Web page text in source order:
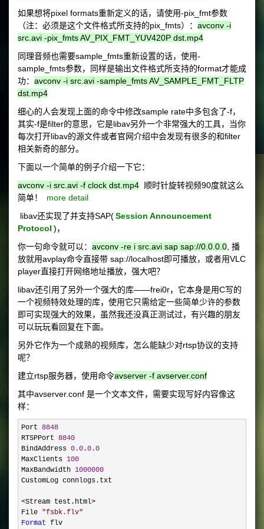
如果想将pixel formats重新定义的话，请使用-pix_fmt参数
（注：必须是这个文件格式所支持的pix_fmts）： avconv -i
src.avi -pix_fmts AV_PIX_FMT_YUV420P dst.mp4
同理音频也需要sample_fmts重新设置的话，使用-
sample_fmts参数，同样是输出文件格式所支持的format才能成
功： avconv -i src.avi -sample_fmts AV_SAMPLE_FMT_FLTP
dst.mp4
细心的人会发现上面的命令中修改sample rate中多包含了-f，
其实-f是filter的意思，它是libav另外一个非常强大的工具，当你
每次打开libav的源文件或者官网介绍中会发现有很多的和filter
相关新奇的部分。
下面以一个简单的例子介绍一下它：
avconv -i src.avi -f clock dst.mp4 顺时针旋转视频90度就这么
简单！
more detail
libav还实现了并支持SAP(Session Announcement
Protocol )，
你一句命令就可以： avconv -re i src.avi sap sap://0.0.0.0 , 播
放就用avplay命令直接带 sap://localhost即可播放，或者用VLC
player直接打开网络地址播放，强大吧？
libav还引用了另外一个强大的库——frei0r，它本身是用C写的
一个视频特效处理的库，使用它只需给定一些简单少许的参数
即可实现强大的效果，虽然我还没真正测试过，有兴趣的朋友
可以玩玩看回复在下面。
另外它作为一个成熟的视频库，怎么能缺少对rtsp协议的支持
呢？
建立rtsp服务器，使用命令avserver -f avserver.conf
其中avserver.conf 是一个文本文件，需要实现写好内容像这
样：
Port 8848
RTSPPort 8840
BindAddress 0.0 .0.0
MaxClients 100
MaxBandwidth 1000000
CustomLog connlogs.txt
<Stream test.html>
File "fsbk.flv"
Format